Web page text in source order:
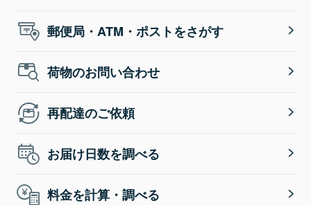
郵便局・ATM・ポストをさがす
荷物のお問い合わせ
再配達のご依頼
お届け日数を調べる
料金を計算・調べる